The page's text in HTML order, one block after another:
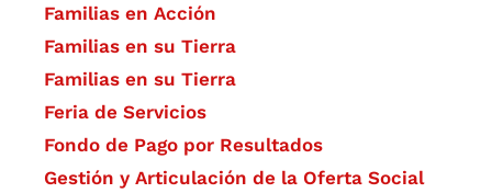
Familias en Acción
Familias en su Tierra
Familias en su Tierra
Feria de Servicios
Fondo de Pago por Resultados
Gestión y Articulación de la Oferta Social